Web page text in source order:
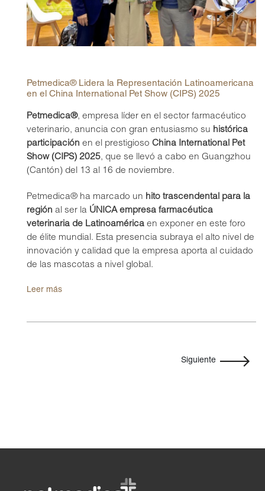
Petmedica® Lidera la Representación Latinoamericana
en el China International Pet Show (CIPS) 2025
Petmedica®, empresa líder en el sector farmacéutico
veterinario, anuncia con gran entusiasmo su histórica
participación en el prestigioso China International Pet
Show (CIPS) 2025, que se llevó a cabo en Guangzhou
(Cantón) del 13 al 16 de noviembre.
Petmedica® ha marcado un hito trascendental para la
región al ser la ÚNICA empresa farmacéutica
veterinaria de Latinoamérica en exponer en este foro
de élite mundial. Esta presencia subraya el alto nivel de
innovación y calidad que la empresa aporta al cuidado
de las mascotas a nivel global.
Leer más
Siguiente